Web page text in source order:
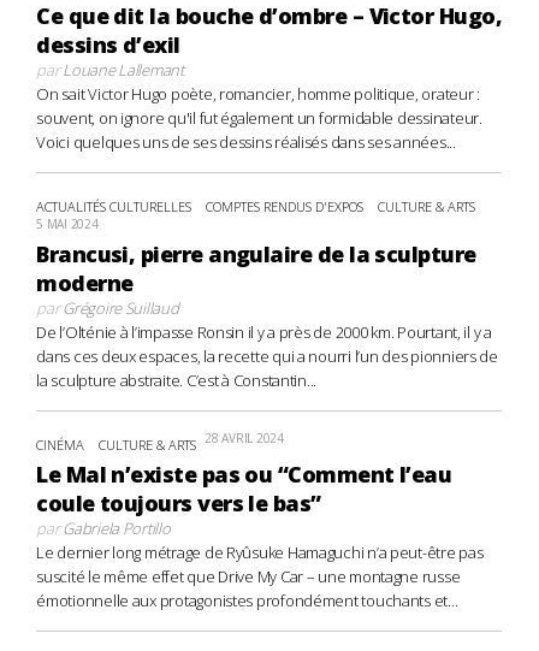
Ce que dit la bouche d’ombre – Victor Hugo,
dessins d’exil
parLouane Lallemant
On sait Victor Hugo poète, romancier, homme politique, orateur :
souvent, on ignore qu'il fut également un formidable dessinateur.
Voici quelques uns de ses dessins réalisés dans ses années...
ACTUALITÉS CULTURELLES COMPTES RENDUS D'EXPOS CULTURE & ARTS
5 MAI 2024
Brancusi, pierre angulaire de la sculpture
moderne
parGrégoire Suillaud
De l’Olténie à l’impasse Ronsin il y a près de 2000 km. Pourtant, il y a
dans ces deux espaces, la recette qui a nourri l’un des pionniers de
la sculpture abstraite. C’est à Constantin...
CINÉMA CULTURE & ARTS 28 AVRIL 2024
Le Mal n’existe pas ou “Comment l’eau
coule toujours vers le bas”
parGabriela Portillo
Le dernier long métrage de Ryûsuke Hamaguchi n’a peut-être pas
suscité le même effet que Drive My Car – une montagne russe
émotionnelle aux protagonistes profondément touchants et...